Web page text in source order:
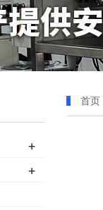
首页
+
+